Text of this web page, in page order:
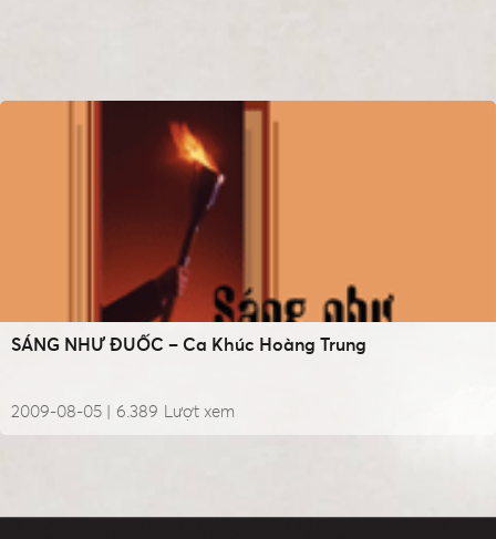
SÁNG NHƯ ĐUỐC – Ca Khúc Hoàng Trung
2009-08-05 | Lượt xem
6.389